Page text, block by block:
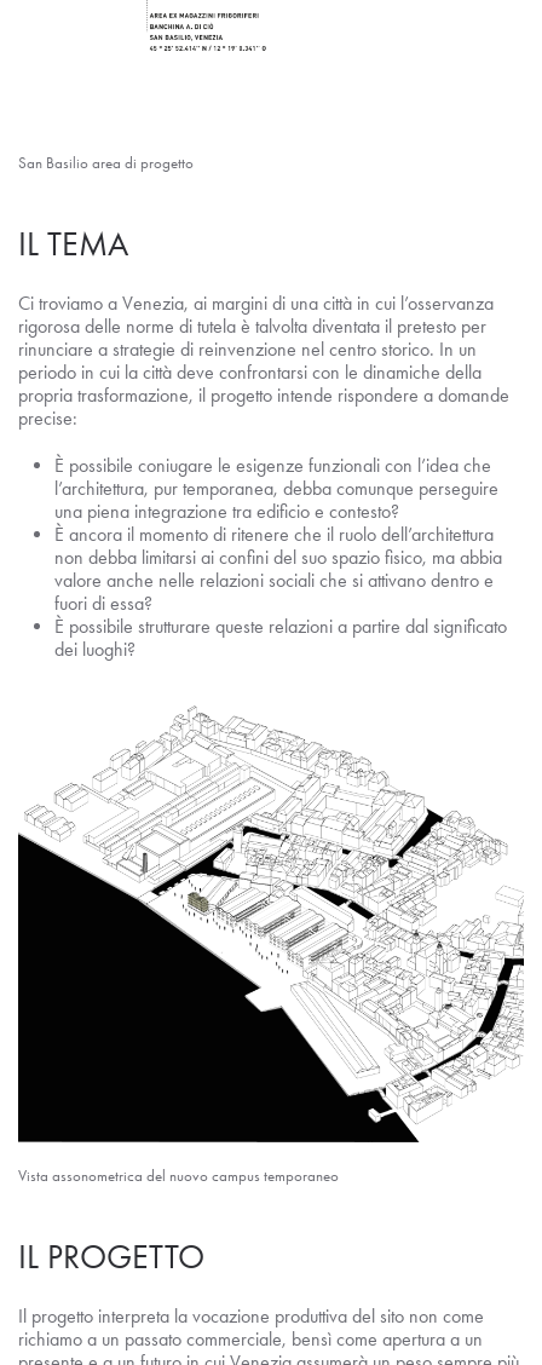
San Basilio area di progetto
IL TEMA
Ci troviamo a Venezia, ai margini di una città in cui l’osservanza
rigorosa delle norme di tutela è talvolta diventata il pretesto per
rinunciare a strategie di reinvenzione nel centro storico. In un
periodo in cui la città deve confrontarsi con le dinamiche della
propria trasformazione, il progetto intende rispondere a domande
precise:
È possibile coniugare le esigenze funzionali con l’idea che
l’architettura, pur temporanea, debba comunque perseguire
una piena integrazione tra edificio e contesto?
È ancora il momento di ritenere che il ruolo dell’architettura
non debba limitarsi ai confini del suo spazio fisico, ma abbia
valore anche nelle relazioni sociali che si attivano dentro e
fuori di essa?
È possibile strutturare queste relazioni a partire dal significato
dei luoghi?
Vista assonometrica del nuovo campus temporaneo
IL PROGETTO
Il progetto interpreta la vocazione produttiva del sito non come
richiamo a un passato commerciale, bensì come apertura a un